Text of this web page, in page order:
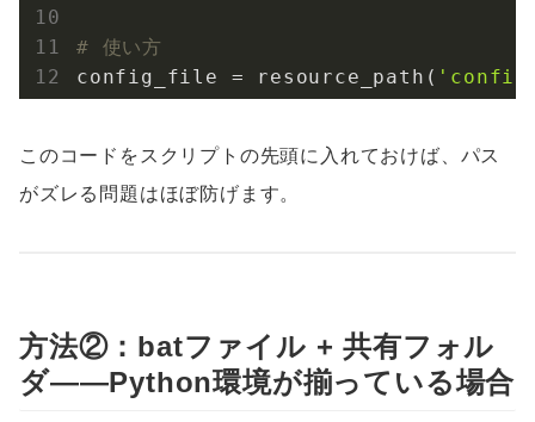
# 使い方
config_file = resource_path(
このコードをスクリプトの先頭に入れておけば、パス
がズレる問題はほぼ防げます。
方法②：batファイル + 共有フォル
ダ——Python環境が揃っている場合